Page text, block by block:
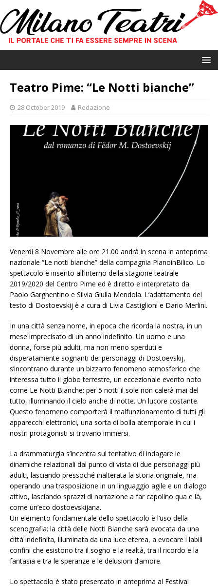
Teatro Pime: “Le Notti bianche”
28 October 2019 Redazione
Venerdì 8 Novembre alle ore 21.00 andrà in scena in anteprima
nazionale “Le notti bianche” della compagnia PianoinBilico. Lo
spettacolo è inserito all’interno della stagione teatrale
2019/2020 del Centro Pime ed è diretto e interpretato da
Paolo Garghentino e Silvia Giulia Mendola. L’adattamento del
testo di Dostoevskij è a cura di Livia Castiglioni e Dario Merlini.
In una città senza nome, in epoca che ricorda la nostra, in un
mese imprecisato di un anno indefinito. Un uomo e una
donna, forse più adulti, ma non meno sperduti e
disperatamente sognanti dei personaggi di Dostoevskij,
s’incontrano durante un bizzarro fenomeno atmosferico che
interessa tutto il globo terrestre, un eccezionale evento noto
come Le Notti Bianche: per 5 notti il sole non calerà mai del
tutto, illuminando il cielo anche di notte. Un lucore costante.
Questo fenomeno comporterà il malfunzionamento di tutti gli
apparecchi elettronici, una sorta di bolla atemporale in cui i
nostri protagonisti si trovano immersi.
La drammaturgia s’incentra sul tentativo di indagare le
dinamiche relazionali dal punto di vista di due personaggi più
adulti, lasciando pressoché inalterata la storia originale, ma
operando una trasposizione in un linguaggio agile e un dialogo
attivo, lasciando sprazzi di narrazione a far capolino qua e là,
come un’eco dostoevskijana.
Un elemento fondamentale dello spettacolo è l’uso della
scenografia: la città delle Notti Bianche sarà evocata da una
città indefinita, illuminata da una luce eterea, a evocare i labili
confini che esistono tra il sogno e la realtà, tra il ricordo e la
fantasia e tra le speranze e le delusioni d’amore.
Lo spettacolo è stato presentato in anteprima al Festival